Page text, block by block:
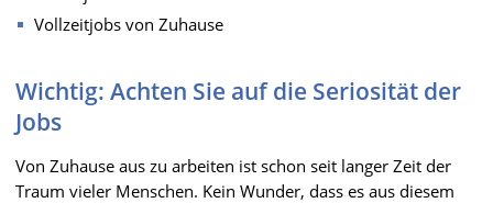
Vollzeitjobs von Zuhause
Wichtig: Achten Sie auf die Seriosität der
Jobs
Von Zuhause aus zu arbeiten ist schon seit langer Zeit der
Traum vieler Menschen. Kein Wunder, dass es aus diesem